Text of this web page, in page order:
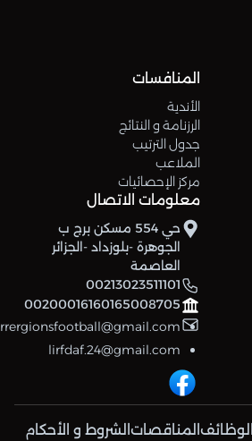
المنافسات
الأندية
الرزنامة و النتائج
جدول الترتيب
الملاعب
مركز الإحصائيات
معلومات الاتصال
حي 554 مسكن برج ب
الجوهرة -بلوزداد -الجزائر
العاصمة
00213023511101
00200016160165008705
lirfdaf.24@gmail.com
الوظائف المناقصات الشروط و الأحكام